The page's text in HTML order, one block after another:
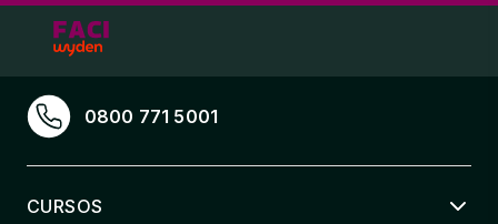
0800 771 5001
CURSOS